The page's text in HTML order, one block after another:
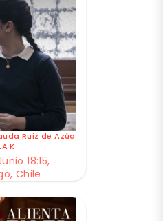
Ruiz de Azúa
K
18:15,
Chile